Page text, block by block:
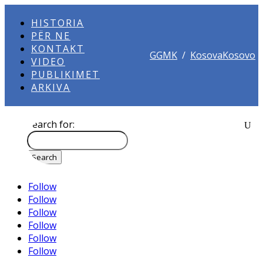
HISTORIA
PËR NE
KONTAKT
VIDEO
PUBLIKIMET
ARKIVA
GGMK / KosovaKosovo
Search for:
Follow
Follow
Follow
Follow
Follow
Follow